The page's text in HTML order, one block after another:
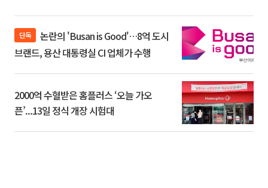
단독
브랜드, 용산 대통령실 CI 업체가 수행
2000억 수혈받은 홈플러스 ‘오늘 가오
픈’...13일 정식 개장 시험대